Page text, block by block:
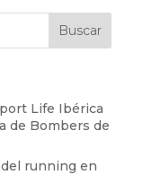
Life Ibérica
de Bombers de
running en